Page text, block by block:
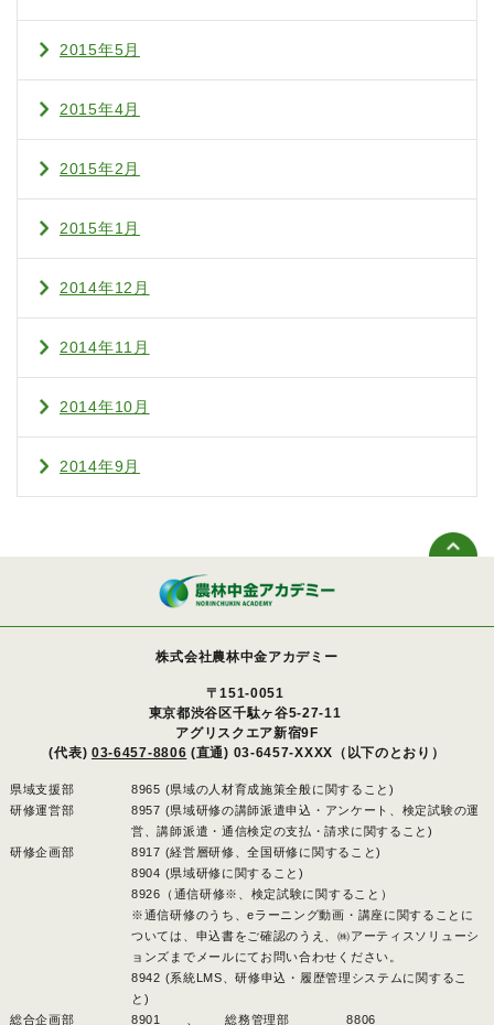
2015年5月
2015年4月
2015年2月
2015年1月
2014年12月
2014年11月
2014年10月
2014年9月
株式会社農林中金アカデミー
〒151-0051
東京都渋谷区千駄ヶ谷5-27-11
アグリスクエア新宿9F
(代表) 03-6457-8806 (直通) 03-6457-XXXX（以下のとおり）
県域支援部
8965 (県域の人材育成施策全般に関すること)
研修運営部
8957 (県域研修の講師派遣申込・アンケート、検定試験の運
営、講師派遣・通信検定の支払・請求に関すること)
研修企画部
8917 (経営層研修、全国研修に関すること)
8904 (県域研修に関すること)
8926（通信研修※、検定試験に関すること）
※通信研修のうち、eラーニング動画・講座に関することに
ついては、申込書をご確認のうえ、㈱アーティスソリューシ
ョンズまでメールにてお問い合わせください。
8942 (系統LMS、研修申込・履歴管理システムに関するこ
と)
総合企画部
8901 、総務管理部 8806